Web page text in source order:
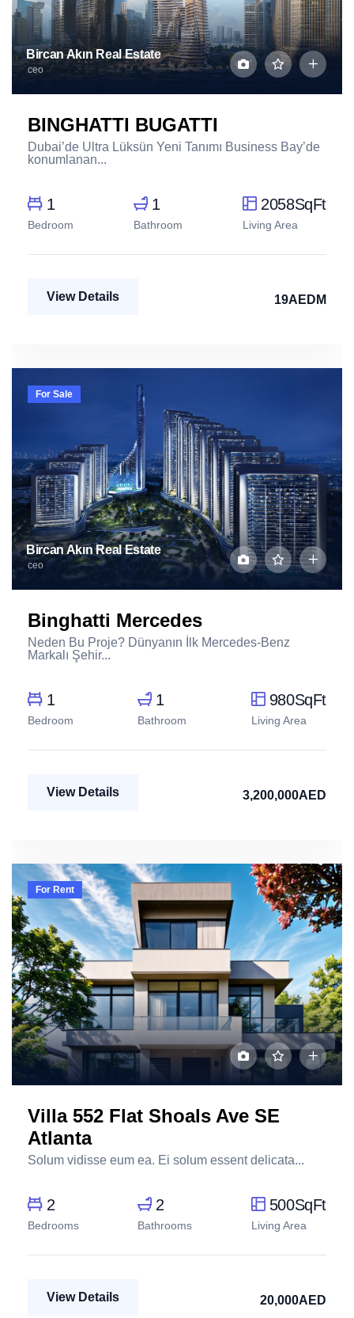
Bircan Akın Real Estate
ceo
BINGHATTI BUGATTI
Dubai’de Ultra Lüksün Yeni Tanımı Business Bay’de
konumlanan...
1
Bedroom
1
Bathroom
2058SqFt
Living Area
View Details 19AEDM
Bircan Akın Real Estate
ceo
For Sale
Binghatti Mercedes
Neden Bu Proje? Dünyanın İlk Mercedes-Benz
Markalı Şehir...
1
Bedroom
1
Bathroom
980SqFt
Living Area
View Details 3,200,000AED
For Rent
Villa 552 Flat Shoals Ave SE
Atlanta
Solum vidisse eum ea. Ei solum essent delicata...
2
Bedrooms
2
Bathrooms
500SqFt
Living Area
View Details 20,000AED